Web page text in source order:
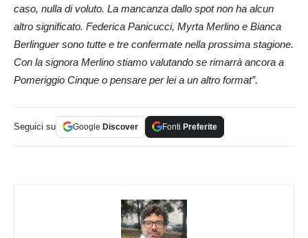
caso, nulla di voluto. La mancanza dallo spot non ha alcun
altro significato. Federica Panicucci, Myrta Merlino e Bianca
Berlinguer sono tutte e tre confermate nella prossima stagione.
Con la signora Merlino stiamo valutando se rimarrà ancora a
Pomeriggio Cinque o pensare per lei a un altro format”.
Seguici su Google Discover Fonti Preferite